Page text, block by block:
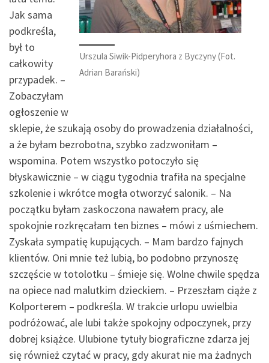
Urszula Siwik-Pidperyhora z Byczyny (Fot.
Adrian Barański)
Jak sama
podkreśla,
był to
całkowity
przypadek. –
Zobaczyłam
ogłoszenie w
sklepie, że szukają osoby do prowadzenia działalności,
a że byłam bezrobotna, szybko zadzwoniłam –
wspomina. Potem wszystko potoczyło się
błyskawicznie – w ciągu tygodnia trafiła na specjalne
szkolenie i wkrótce mogła otworzyć salonik. – Na
początku byłam zaskoczona nawałem pracy, ale
spokojnie rozkręcałam ten biznes – mówi z uśmiechem.
Zyskała sympatię kupujących. – Mam bardzo fajnych
klientów. Oni mnie też lubią, bo podobno przynoszę
szczęście w totolotku – śmieje się. Wolne chwile spędza
na opiece nad malutkim dzieckiem. – Przeszłam ciąże z
Kolporterem – podkreśla. W trakcie urlopu uwielbia
podróżować, ale lubi także spokojny odpoczynek, przy
dobrej książce. Ulubione tytuły biograficzne zdarza jej
się również czytać w pracy, gdy akurat nie ma żadnych